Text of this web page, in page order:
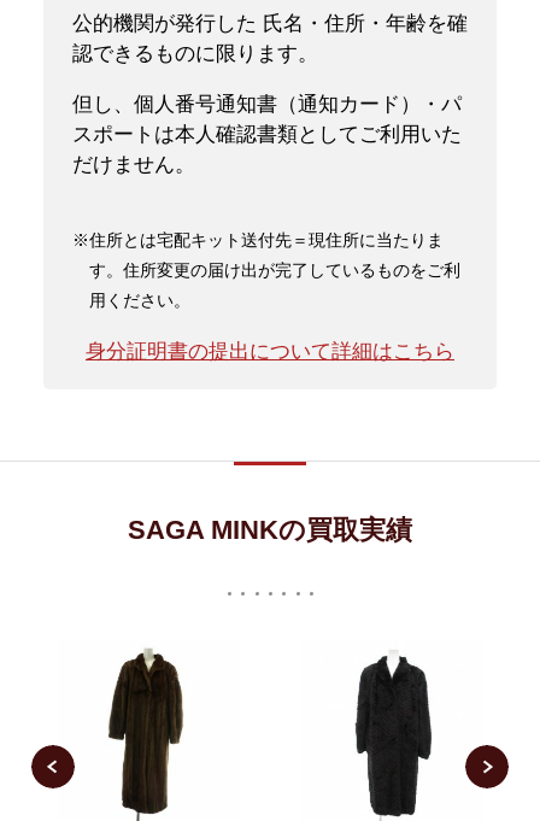
公的機関が発行した 氏名・住所・年齢を確
認できるものに限ります。
但し、個人番号通知書（通知カード）・パ
スポートは本人確認書類としてご利用いた
だけません。
※住所とは宅配キット送付先＝現住所に当たりま
す。住所変更の届け出が完了しているものをご利
用ください。
身分証明書の提出について詳細はこちら
SAGA MINKの買取実績